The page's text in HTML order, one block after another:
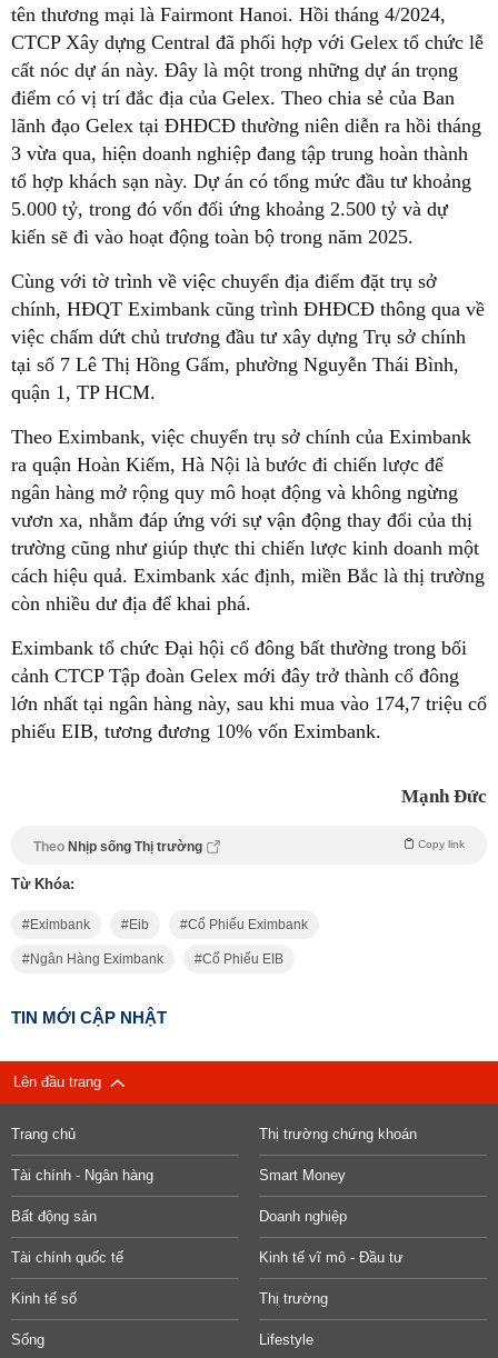
tên thương mại là Fairmont Hanoi. Hồi tháng 4/2024,
CTCP Xây dựng Central đã phối hợp với Gelex tổ chức lễ
cất nóc dự án này. Đây là một trong những dự án trọng
điểm có vị trí đắc địa của Gelex. Theo chia sẻ của Ban
lãnh đạo Gelex tại ĐHĐCĐ thường niên diễn ra hồi tháng
3 vừa qua, hiện doanh nghiệp đang tập trung hoàn thành
tổ hợp khách sạn này. Dự án có tổng mức đầu tư khoảng
5.000 tỷ, trong đó vốn đối ứng khoảng 2.500 tỷ và dự
kiến sẽ đi vào hoạt động toàn bộ trong năm 2025.
Cùng với tờ trình về việc chuyển địa điểm đặt trụ sở
chính, HĐQT Eximbank cũng trình ĐHĐCĐ thông qua về
việc chấm dứt chủ trương đầu tư xây dựng Trụ sở chính
tại số 7 Lê Thị Hồng Gấm, phường Nguyễn Thái Bình,
quận 1, TP HCM.
Theo Eximbank, việc chuyển trụ sở chính của Eximbank
ra quận Hoàn Kiếm, Hà Nội là bước đi chiến lược để
ngân hàng mở rộng quy mô hoạt động và không ngừng
vươn xa, nhằm đáp ứng với sự vận động thay đổi của thị
trường cũng như giúp thực thi chiến lược kinh doanh một
cách hiệu quả. Eximbank xác định, miền Bắc là thị trường
còn nhiều dư địa để khai phá.
Eximbank tổ chức Đại hội cổ đông bất thường trong bối
cảnh CTCP Tập đoàn Gelex mới đây trở thành cổ đông
lớn nhất tại ngân hàng này, sau khi mua vào 174,7 triệu cổ
phiếu EIB, tương đương 10% vốn Eximbank.
Mạnh Đức
Theo Nhịp sống Thị trường Copy link
Từ Khóa:
Eximbank Eib Cổ Phiếu Eximbank
Ngân Hàng Eximbank Cổ Phiếu EIB
TIN MỚI CẬP NHẬT
Lên đầu trang
Trang chủ Thị trường chứng khoán
Tài chính - Ngân hàng Smart Money
Bất động sản Doanh nghiệp
Tài chính quốc tế Kinh tế vĩ mô - Đầu tư
Kinh tế số Thị trường
Sống Lifestyle